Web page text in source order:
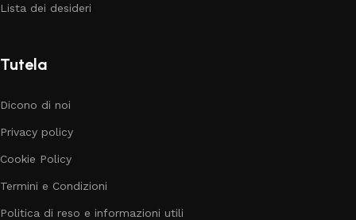
Lista dei desideri
Tutela
Dicono di noi
Privacy policy
Cookie Policy
Termini e Condizioni
Politica di reso e informazioni utili